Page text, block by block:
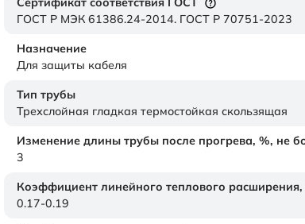
ГОСТ Р МЭК 61386.24-2014. ГОСТ Р 70751-2023
Назначение
Для защиты кабеля
Тип трубы
Трехслойная гладкая термостойкая скользящая
Изменение длины трубы после прогрева, %, не
3
Коэффициент линейного теплового расширения,
0.17-0.19